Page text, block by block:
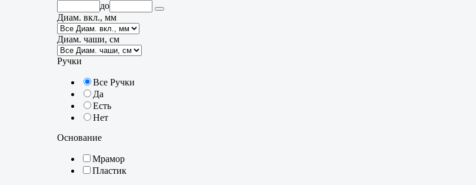
до
Диам. вкл., мм
Диам. чаши, см
Ручки
Все Ручки
Да
Есть
Нет
Основание
Мрамор
Пластик